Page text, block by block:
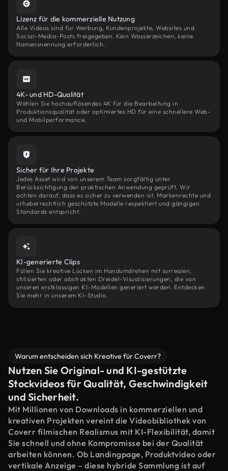
Lizenz für die kommerzielle Nutzung
Alle Videos sind für Werbung, Kundenprojekte, Websites und
Social-Media-Posts freigegeben. Kein Wasserzeichen, keine
Namensnennung erforderlich.
4K- und HD-Qualität
Wählen Sie hochauflösendes 4K für die Bearbeitung in
Produktionsqualität oder optimiertes HD für eine schnellere Web-
und Mobilperformance.
Sicher für Ihre Projekte
Jedes Asset wird von unserem Team sorgfältig unter
Berücksichtigung der praktischen Anwendung geprüft. Wir
achten darauf, dass es sicher zu verwenden ist, Markenrechte und
urheberrechtlich geschützte Modelle respektiert und gängigen
Standards entspricht.
KI-generierte Clips
Füllen Sie kreative Lücken im Handumdrehen mit surrealen,
stilisierten oder abstrakten Dreidel-Visualisierungen, die von
unseren erstklassigen KI-Modellen generiert werden. Entdecken
Sie mehr in unserem KI-Studio.
Warum entscheiden sich Kreative für Coverr?
Nutzen Sie Original- und KI-gestützte
Stockvideos für Qualität, Geschwindigkeit
und Sicherheit.
Mit Millionen von Downloads in kommerziellen und
kreativen Projekten vereint die Videobibliothek von
Coverr filmischen Realismus mit KI-Flexibilität, damit
Sie schnell und ohne Kompromisse bei der Qualität
arbeiten können. Ob Landingpage, Produktvideo oder
vertikale Anzeige – diese hybride Sammlung ist auf